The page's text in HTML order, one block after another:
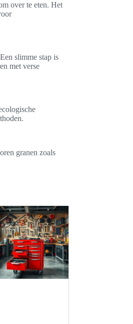
over te eten. Het
slimme stap is
met verse
granen zoals